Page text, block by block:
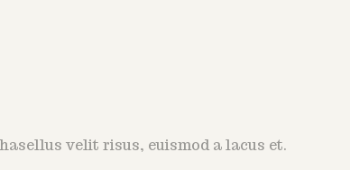
velit risus, euismod a lacus et.